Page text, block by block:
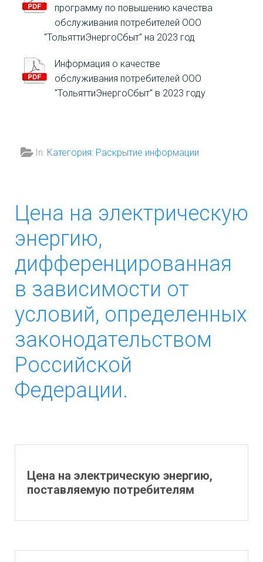
программу по повышению качества
обслуживания потребителей ООО
"ТольяттиЭнергоСбыт" на 2023 год
Информация о качестве
обслуживания потребителей ООО
"ТольяттиЭнергоСбыт" в 2023 году
In: Категория: Раскрытие информации
Цена на электрическую
энергию,
дифференцированная
в зависимости от
условий, определенных
законодательством
Российской
Федерации.
Цена на электрическую энергию,
поставляемую потребителям